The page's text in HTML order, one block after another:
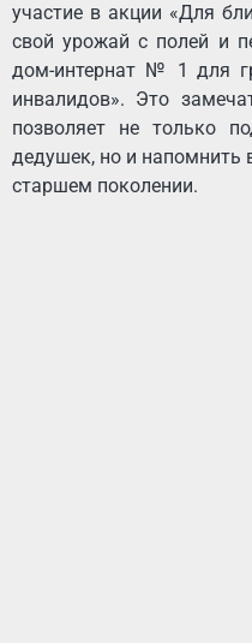
участие в акции «Для
свой урожай с полей и
дом-интернат № 1 для
инвалидов». Это
позволяет не только
дедушек, но и напомнить
старшем поколении.